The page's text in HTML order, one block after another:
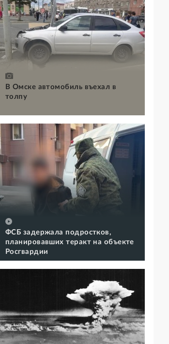
В Омске автомобиль въехал в
толпу
ФСБ задержала подростков,
планировавших теракт на объекте
Росгвардии